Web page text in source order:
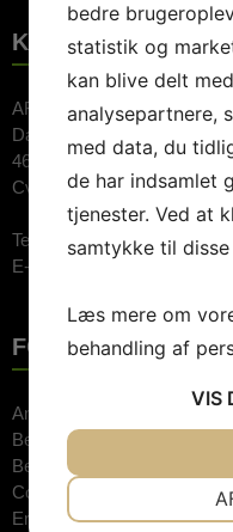
ARTE Booking ApS
Dalvej 11
4690 Haslev
Cvr.nr: 26744520
Telefon:3848 1400 (09.00-
E-mail:
Anne Hjernøe
Bente Klarlund
Bertel Haarder
Connie Hedegaard
Erkan Özden
bedre
statistik og
kan blive delt
analysepartnere,
med data, du
de har indsamlet
tjenester. Ved at
samtykke til
Læs mere om
behandling af
VIS